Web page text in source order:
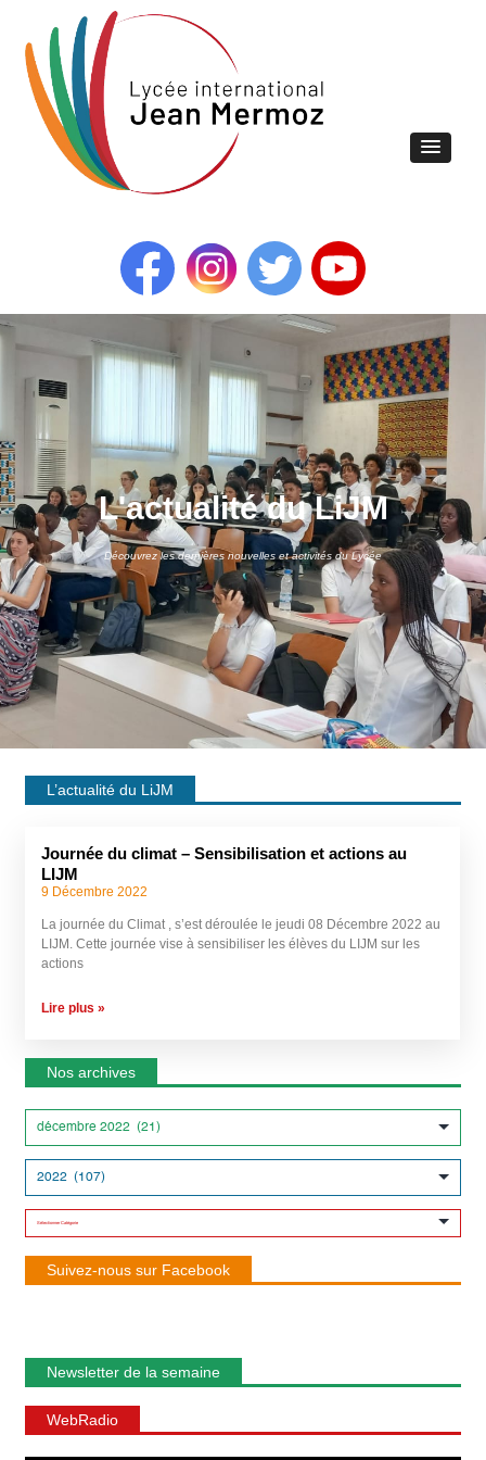
L'actualité du LiJM
Découvrez les dernières nouvelles et activités du Lycée
L’actualité du LiJM
Journée du climat – Sensibilisation et actions au
LIJM
9 Décembre 2022
La journée du Climat , s’est déroulée le jeudi 08 Décembre 2022 au
LIJM. Cette journée vise à sensibiliser les élèves du LIJM sur les
actions
Lire plus »
Nos archives
Suivez-nous sur Facebook
Newsletter de la semaine
WebRadio